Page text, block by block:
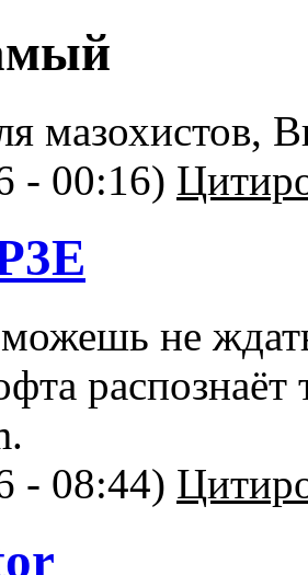
мазохистов,
- 00:16)
не
- 08:44)